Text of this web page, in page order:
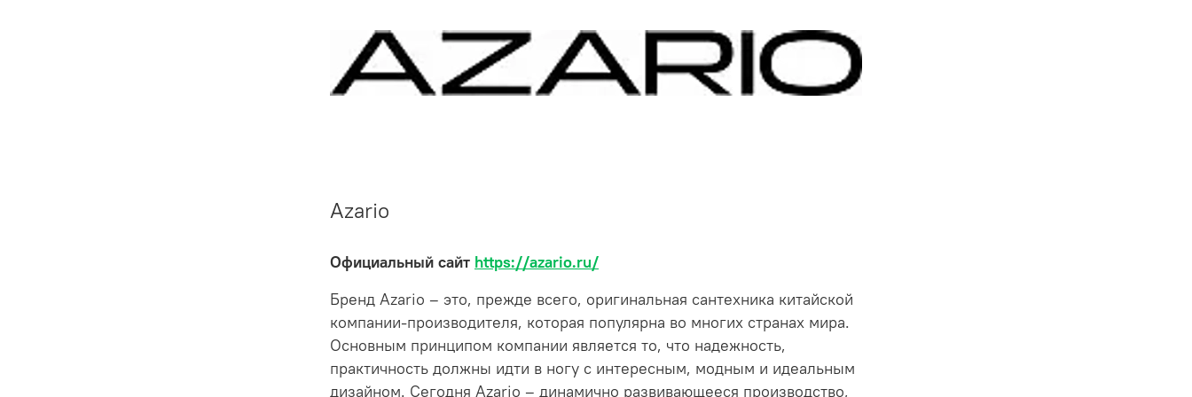
Azario
Официальный сайт https://azario.ru/
Бренд Azario – это, прежде всего, оригинальная сантехника китайской
компании-производителя, которая популярна во многих странах мира.
Основным принципом компании является то, что надежность,
практичность должны идти в ногу с интересным, модным и идеальным
дизайном. Сегодня Azario – динамично развивающееся производство,